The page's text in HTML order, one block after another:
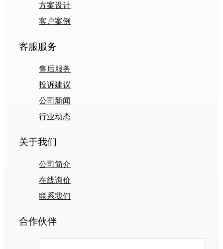
方案设计
客户案例
客服服务
售后服务
投诉建议
公司新闻
行业动态
关于我们
公司简介
在线询价
联系我们
合作伙伴